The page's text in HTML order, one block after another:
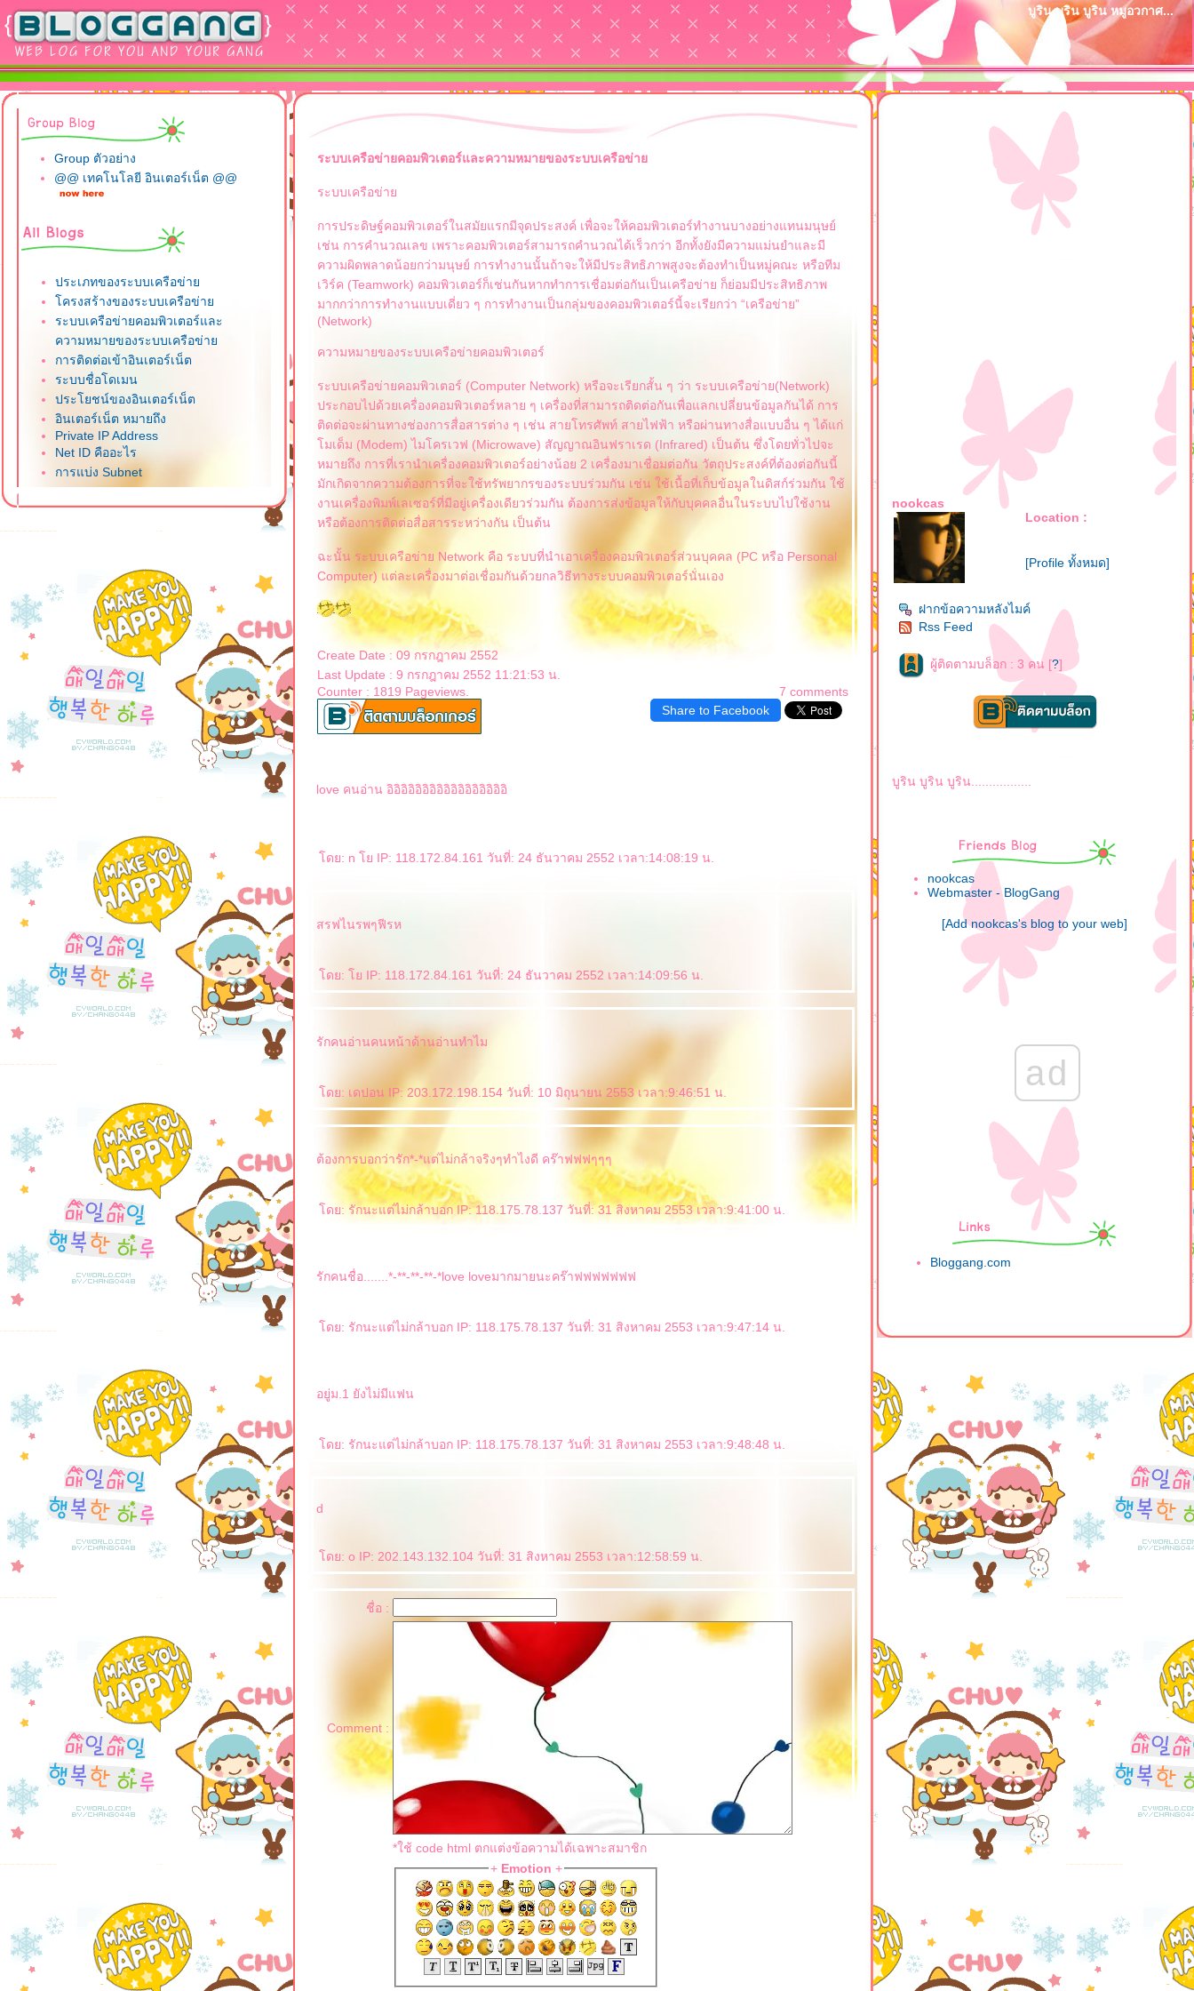
บูริน บูริน บูริน หมูอวกาศ...
Group ตัวอย่าง
@@ เทคโนโลยี อินเตอร์เน็ต @@
ประเภทของระบบเครือข่า
ครงสร้างของระบบเครือข่า
ระบบเครือข่ายคอมพิวเตอร์และ
ความหมายของระบบเครือข่า
การติดต่อเข้าอินเตอร์เน็ต
ระบบชื่อโดเมน
ประโยชน์ของอินเตอร์เน็ต
อินเตอร์เน็ต หมายถึง
Private IP Address
Net ID คืออะไร
การแบ่ง Subnet
คำนวณหา Subnet
Subnet Mask คืออะไร
การติดตั้ง IP Address และ DNS
Class ของ IP Address
IP Address คืออะไร
ระบบเครือข่ายคอมพิวเตอร์และความหมายของระบบเครือข่า
ระบบเครือข่า
การประดิษฐ์คอมพิวเตอร์ในสมัยแรกมีจุดประสงค์ เพื่อจะให้คอมพิวเตอร์ทำงานบางอย่างแทนมนุษย์
เช่น การคำนวณเลข เพราะคอมพิวเตอร์สามารถคำนวณได้เร็วกว่า อีกทั้งยังมีความแม่นยำและมี
ความผิดพลาดน้อยกว่ามนุษย์ การทำงานนั้นถ้าจะให้มีประสิทธิภาพสูงจะต้องทำเป็นหมู่คณะ หรือทีม
เวิร์ค (Teamwork) คอมพิวเตอร์ก็เช่นกันหากทำการเชื่อมต่อกันเป็นเครือข่าย ก็ย่อมมีประสิทธิภาพ
มากกว่าการทำงานแบบเดี่ยว ๆ การทำงานเป็นกลุ่มของคอมพิวเตอร์นี้จะเรียกว่า “เครือข่าย”
(Network)
ความหมายของระบบเครือข่ายคอมพิวเตอร์
ระบบเครือข่ายคอมพิวเตอร์ (Computer Network) หรือจะเรียกสั้น ๆ ว่า ระบบเครือข่าย(Network)
ประกอบไปด้วยเครื่องคอมพิวเตอร์หลาย ๆ เครื่องที่สามารถติดต่อกันเพื่อแลกเปลี่ยนข้อมูลกันได้ การ
ติดต่อจะผ่านทางช่องการสื่อสารต่าง ๆ เช่น สายโทรศัพท์ สายไฟฟ้า หรือผ่านทางสื่อแบบอื่น ๆ ได้แก่
มเด็ม (Modem) ไมโครเวฟ (Microwave) สัญญาณอินฟราเรด (Infrared) เป็นต้น ซึ่งโดยทั่วไปจะ
หมายถึง การที่เรานำเครื่องคอมพิวเตอร์อย่างน้อย 2 เครื่องมาเชื่อมต่อกัน วัตถุประสงค์ที่ต้องต่อกันนี้
มักเกิดจากความต้องการที่จะใช้ทรัพยากรของระบบร่วมกัน เช่น ใช้เนื้อที่เก็บข้อมูลในดิสก์ร่วมกัน ใช้
งานเครื่องพิมพ์เลเซอร์ที่มีอยู่เครื่องเดียวร่วมกัน ต้องการส่งข้อมูลให้กับบุคคลอื่นในระบบไปใช้งาน
หรือต้องการติดต่อสื่อสารระหว่างกัน เป็นต้น
ฉะนั้น ระบบเครือข่าย Network คือ ระบบที่นำเอาเครื่องคอมพิวเตอร์ส่วนบุคคล (PC หรือ Personal
Computer) แต่ละเครื่องมาต่อเชื่อมกันด้วยกลวิธีทางระบบคอมพิวเตอร์นั่นเอง
Create Date : 09 กรกฎาคม 2552
Last Update : 9 กรกฎาคม 2552 11:21:53 น.
7 comments
Counter : 1819 Pageviews.
Share to Facebook
love คนอ่าน อิอิอิอิอิอิอิอิอิอิอิอิอิอิอิอิอิ
ดย: n โย IP: 118.172.84.161 วันที่: 24 ธันวาคม 2552 เวลา:14:08:19 น.
สรฟไนรพๆฟีรห
ดย: โย IP: 118.172.84.161 วันที่: 24 ธันวาคม 2552 เวลา:14:09:56 น.
รักคนอ่านคนหน้าด้านอ่านทำไม
ดย: เดปอน IP: 203.172.198.154 วันที่: 10 มิถุนายน 2553 เวลา:9:46:51 น.
ต้องการบอกว่ารัก*-*แต่ไม่กล้าจริงๆทำไงดี คร๊าฟฟฟๆๆๆ
ดย: รักนะแต่ไม่กล้าบอก IP: 118.175.78.137 วันที่: 31 สิงหาคม 2553 เวลา:9:41:00 น.
รักคนชื่อ.......*-**-**-**-*love loveมากมายนะคร๊าฟฟฟฟฟฟฟ
ดย: รักนะแต่ไม่กล้าบอก IP: 118.175.78.137 วันที่: 31 สิงหาคม 2553 เวลา:9:47:14 น.
อยู่ม.1 ยังไม่มีแฟน
ดย: รักนะแต่ไม่กล้าบอก IP: 118.175.78.137 วันที่: 31 สิงหาคม 2553 เวลา:9:48:48 น.
d
ดย: o IP: 202.143.132.104 วันที่: 31 สิงหาคม 2553 เวลา:12:58:59 น.
ชื่อ :
Comment :
*ใช้ code html ตกแต่งข้อความได้เฉพาะสมาชิก
+ Emotion +
nookcas
Location :
[Profile ทั้งหมด]
ฝากข้อความหลังไมค์
Rss Feed
ผู้ติดตามบล็อก : 3 คน [?]
บูริน บูริน บูริน.................
nookcas
Webmaster - BlogGang
[Add nookcas's blog to your web]
ad
Bloggang.com